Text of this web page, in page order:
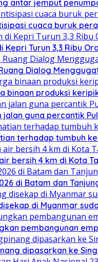
antar jemput
cuaca buruk
Kepri Turun 3,3 Ribu
Dialog
binaan produksi
guna percantik
terhadap tumbuh
bersih 4 km di Kota
di Batam dan
di Myanmar
pembangunan
dipasarkan ke